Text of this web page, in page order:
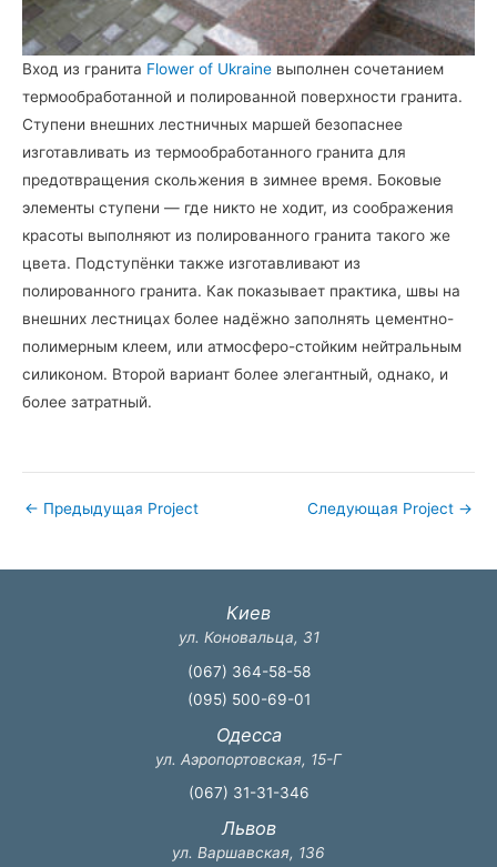
Вход из гранита Flower of Ukraine выполнен сочетанием
термообработанной и полированной поверхности гранита.
Ступени внешних лестничных маршей безопаснее
изготавливать из термообработанного гранита для
предотвращения скольжения в зимнее время. Боковые
элементы ступени — где никто не ходит, из соображения
красоты выполняют из полированного гранита такого же
цвета. Подступёнки также изготавливают из
полированного гранита. Как показывает практика, швы на
внешних лестницах более надёжно заполнять цементно-
полимерным клеем, или атмосферо-стойким нейтральным
силиконом. Второй вариант более элегантный, однако, и
более затратный.
← Предыдущая Project Следующая Project →
Киев
ул. Коновальца, 31
(067) 364-58-58
(095) 500-69-01
Одесса
ул. Аэропортовская, 15-Г
(067) 31-31-346
Львов
ул. Варшавская, 136